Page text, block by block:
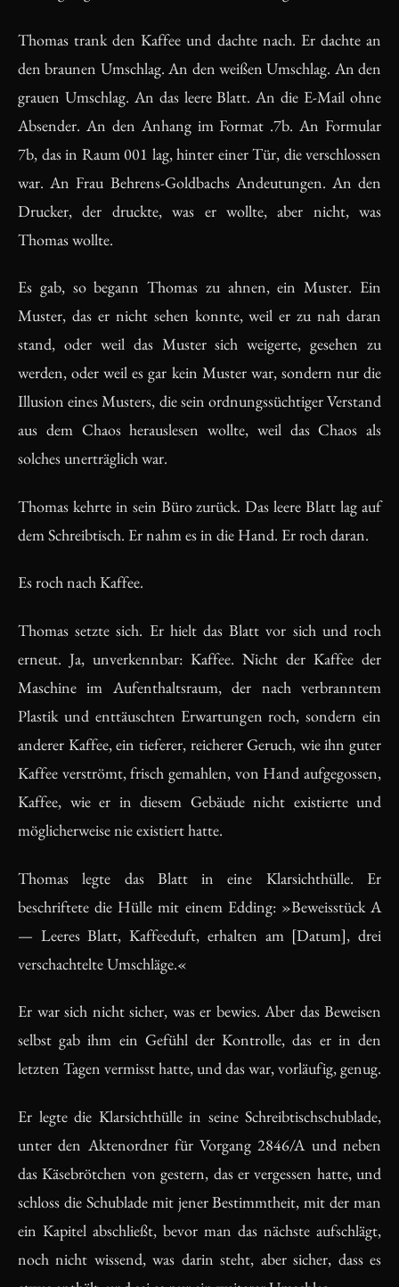
Thomas trank den Kaffee und dachte nach. Er dachte an
den braunen Umschlag. An den weißen Umschlag. An den
grauen Umschlag. An das leere Blatt. An die E-Mail ohne
Absender. An den Anhang im Format .7b. An Formular
7b, das in Raum 001 lag, hinter einer Tür, die verschlossen
war. An Frau Behrens-Goldbachs Andeutungen. An den
Drucker, der druckte, was er wollte, aber nicht, was
Thomas wollte.
Es gab, so begann Thomas zu ahnen, ein Muster. Ein
Muster, das er nicht sehen konnte, weil er zu nah daran
stand, oder weil das Muster sich weigerte, gesehen zu
werden, oder weil es gar kein Muster war, sondern nur die
Illusion eines Musters, die sein ordnungssüchtiger Verstand
aus dem Chaos herauslesen wollte, weil das Chaos als
solches unerträglich war.
Thomas kehrte in sein Büro zurück. Das leere Blatt lag auf
dem Schreibtisch. Er nahm es in die Hand. Er roch daran.
Es roch nach Kaffee.
Thomas setzte sich. Er hielt das Blatt vor sich und roch
erneut. Ja, unverkennbar: Kaffee. Nicht der Kaffee der
Maschine im Aufenthaltsraum, der nach verbranntem
Plastik und enttäuschten Erwartungen roch, sondern ein
anderer Kaffee, ein tieferer, reicherer Geruch, wie ihn guter
Kaffee verströmt, frisch gemahlen, von Hand aufgegossen,
Kaffee, wie er in diesem Gebäude nicht existierte und
möglicherweise nie existiert hatte.
Thomas legte das Blatt in eine Klarsichthülle. Er
beschriftete die Hülle mit einem Edding: »Beweisstück A
— Leeres Blatt, Kaffeeduft, erhalten am [Datum], drei
verschachtelte Umschläge.«
Er war sich nicht sicher, was er bewies. Aber das Beweisen
selbst gab ihm ein Gefühl der Kontrolle, das er in den
letzten Tagen vermisst hatte, und das war, vorläufig, genug.
Er legte die Klarsichthülle in seine Schreibtischschublade,
unter den Aktenordner für Vorgang 2846/A und neben
das Käsebrötchen von gestern, das er vergessen hatte, und
schloss die Schublade mit jener Bestimmtheit, mit der man
ein Kapitel abschließt, bevor man das nächste aufschlägt,
noch nicht wissend, was darin steht, aber sicher, dass es